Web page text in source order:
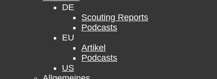
DE
Scouting Reports
Podcasts
EU
Artikel
Podcasts
US